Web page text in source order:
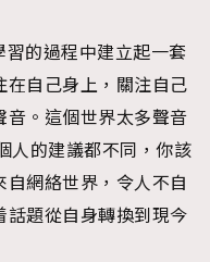
的過程中建立起一套
在自己身上，關注自己
音。這個世界太多聲音
人的建議都不同，你該
網絡世界，令人不自
話題從自身轉換到現今